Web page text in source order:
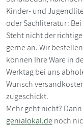
Kinder- und
oder Sachliteratur:
Steht nicht der
gerne an. Wir
können Ihre Ware in
Werktag bei uns
Wunsch
zugeschickt.
Mehr geht nicht?
genialokal.denoch